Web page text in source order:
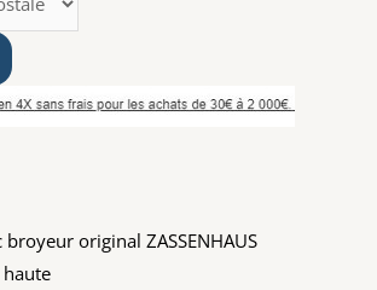
broyeur original ZASSENHAUS